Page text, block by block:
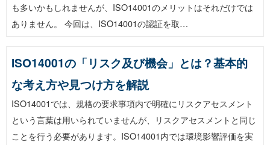
も多いかもしれませんが、ISO14001のメリットはそれだけでは
ありません。 今回は、ISO14001の認証を取…
ISO14001の「リスク及び機会」とは？基本的
な考え方や見つけ方を解説
ISO14001では、規格の要求事項内で明確にリスクアセスメント
という言葉は用いられていませんが、リスクアセスメントと同じ
ことを行う必要があります。ISO14001内では環境影響評価を実